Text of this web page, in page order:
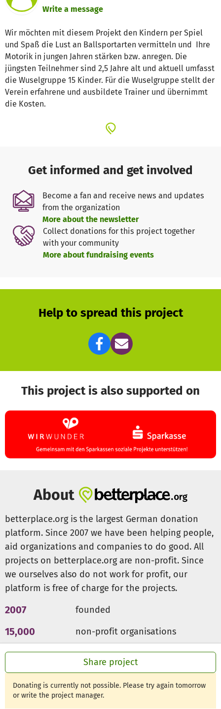
Share project
Donating is currently not possible. Please try again tomorrow
or write the project manager.
Write a message
Wir möchten mit diesem Projekt den Kindern per Spiel
und Spaß die Lust an Ballsportarten vermitteln und Ihre
Motorik in jungen Jahren stärken bzw. anregen. Die
jüngsten Teilnehmer sind 2,5 Jahre alt und aktuell umfasst
die Wuselgruppe 15 Kinder. Für die Wuselgruppe stellt der
Verein erfahrene und ausbildete Trainer und übernimmt
die Kosten.
Get informed and get involved
Become a fan and receive news and updates
from the organization
More about the newsletter
Collect donations for this project together
with your community
More about fundraising events
Help to spread this project
This project is also supported on
About
betterplace.org is the largest German donation
platform. Since 2007 we have been helping people,
aid organizations and companies to do good. All
projects on betterplace.org are non-profit. Since
we ourselves also do not work for profit, our
platform is free of charge for the projects.
2007 founded
15,000 non-profit organisations
300m € for a good cause